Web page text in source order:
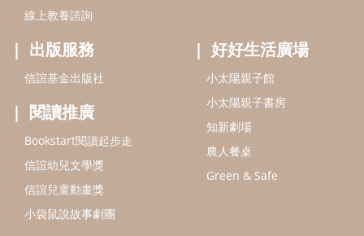
線上教養諮詢
出版服務
信誼基金出版社
閱讀推廣
Bookstart閱讀起步走
信誼幼兒文學獎
信誼兒童動畫獎
小袋鼠說故事劇團
好好生活廣場
小太陽親子館
小太陽親子書房
知新劇場
農人餐桌
Green & Safe